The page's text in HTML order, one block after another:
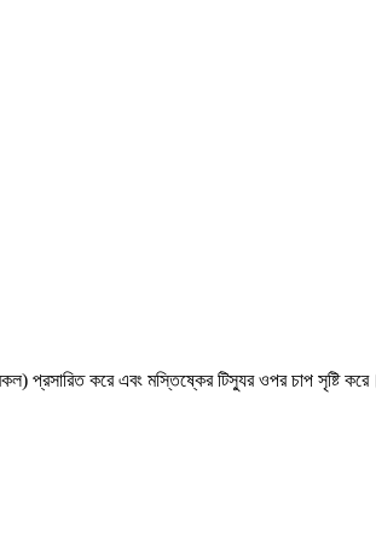
প্রসারিত করে এবং মস্তিষ্কের টিস্যুর ওপর চাপ সৃষ্টি